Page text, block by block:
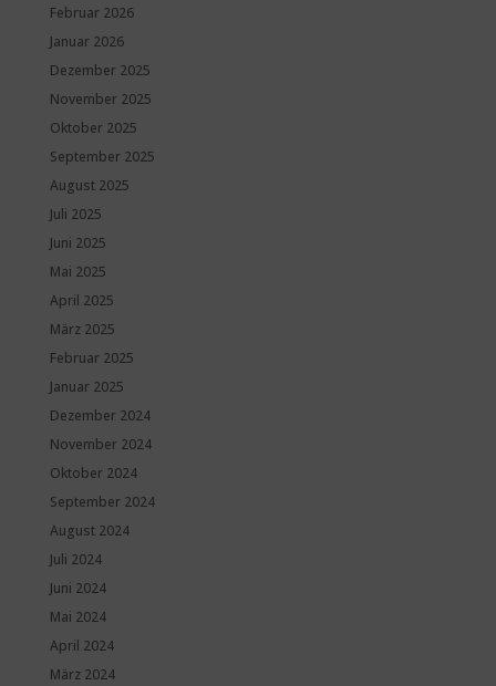
Februar 2026
Januar 2026
Dezember 2025
November 2025
Oktober 2025
September 2025
August 2025
Juli 2025
Juni 2025
Mai 2025
April 2025
März 2025
Februar 2025
Januar 2025
Dezember 2024
November 2024
Oktober 2024
September 2024
August 2024
Juli 2024
Juni 2024
Mai 2024
April 2024
März 2024